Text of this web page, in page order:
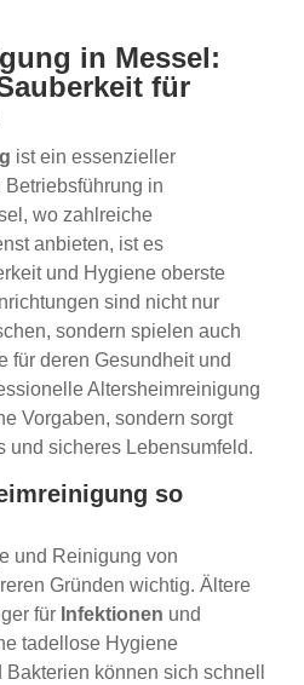
in Messel:
für
ist ein essenzieller
in
wo zahlreiche
anbieten, ist es
und Hygiene oberste
sind nicht nur
sondern spielen auch
für deren Gesundheit und
Altersheimreinigung
Vorgaben, sondern sorgt
und sicheres Lebensumfeld.
so
und Reinigung von
Gründen wichtig. Ältere
für Infektionen und
tadellose Hygiene
können sich schnell